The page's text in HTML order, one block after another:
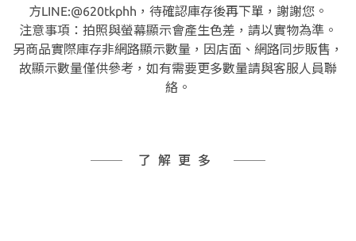
方LINE:@620tkphh，待確認庫存後再下單，謝謝您。
注意事項：拍照與螢幕顯示會產生色差，請以實物為準。
另商品實際庫存非網路顯示數量，因店面、網路同步販售，
故顯示數量僅供參考，如有需要更多數量請與客服人員聯
絡。
了解更多